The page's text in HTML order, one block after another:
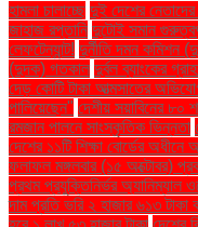
হামলা চালাচ্ছে দুই দেশের
জাহাজ রপ্তানি দুটোই সমান
লেফটেন্যান্ট! দুর্নীতি দমন কমিশন
(দুদক) গতকাল দুর্বল ব্যাংকের
দেড় কোটি টাকা আত্মসাতের
পালিয়েছেন" দেশীয় সয়াবিনের ৮০
রমজান পালনে সাংস্কৃতিক ভিন্নতা
দেশের ১১টি শিক্ষা বোর্ডের
ফলাফল মঙ্গলবার (১৫ অক্টোবর)
প্রথম প্রযুক্তিনির্ভর অ্যানিম্যাল
দাম প্রতি ভরি ২ হাজার ৬১৩